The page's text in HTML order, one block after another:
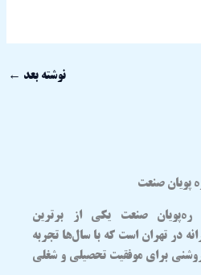
نوشته بعد ←
پویان صنعت
ره‌پویان صنعت یکی از برترین
در تهران است که با سال‌ها تجربه
برای موفقیت تحصیلی و شغلی